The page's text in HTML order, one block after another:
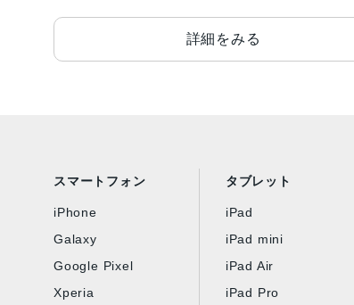
詳細をみる
スマートフォン
iPhone
Galaxy
Google Pixel
Xperia
タブレット
iPad
iPad mini
iPad Air
iPad Pro